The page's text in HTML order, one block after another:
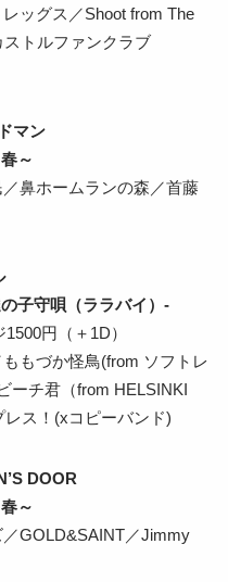
ッグス／Shoot from The
トルファンクラブ
マン
～
／鼻ホームランの森／首藤
子守唄（ララバイ）-
円（＋1D）
もづか怪鳥(from ソフトレ
ーチ君（from HELSINKI
ス！(xコピーバンド)
DOOR
～
／GOLD&SAINT／Jimmy